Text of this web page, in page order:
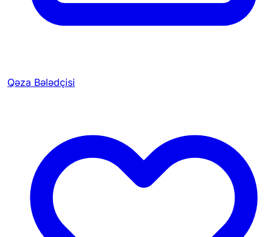
Qəza Bələdçisi